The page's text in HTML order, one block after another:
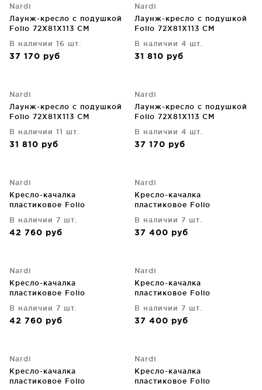
Nardi
Лаунж-кресло с подушкой
Folio 72X81X113 CM
В наличии 16 шт.
37 170 руб
Nardi
Лаунж-кресло с подушкой
Folio 72X81X113 CM
В наличии 4 шт.
31 810 руб
Nardi
Лаунж-кресло с подушкой
Folio 72X81X113 CM
В наличии 11 шт.
31 810 руб
Nardi
Лаунж-кресло с подушкой
Folio 72X81X113 CM
В наличии 4 шт.
37 170 руб
Nardi
Кресло-качалка
пластиковое Folio
В наличии 7 шт.
42 760 руб
Nardi
Кресло-качалка
пластиковое Folio
В наличии 7 шт.
37 400 руб
Nardi
Кресло-качалка
пластиковое Folio
В наличии 7 шт.
42 760 руб
Nardi
Кресло-качалка
пластиковое Folio
В наличии 7 шт.
37 400 руб
Nardi
Кресло-качалка
пластиковое Folio
Nardi
Кресло-качалка
пластиковое Folio